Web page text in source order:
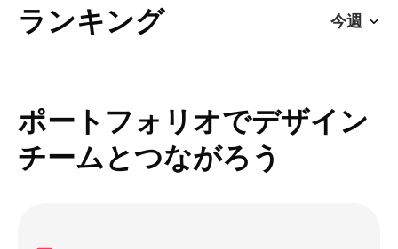
ランキング
ポートフォリオでデザイン
チームとつながろう